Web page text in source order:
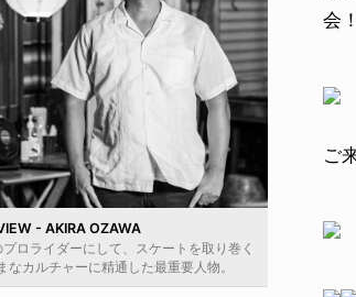
- AKIRA OZAWA
プロライダーにして、スケートを取り巻く
なカルチャーに精通した最重要人物。
会！
ご